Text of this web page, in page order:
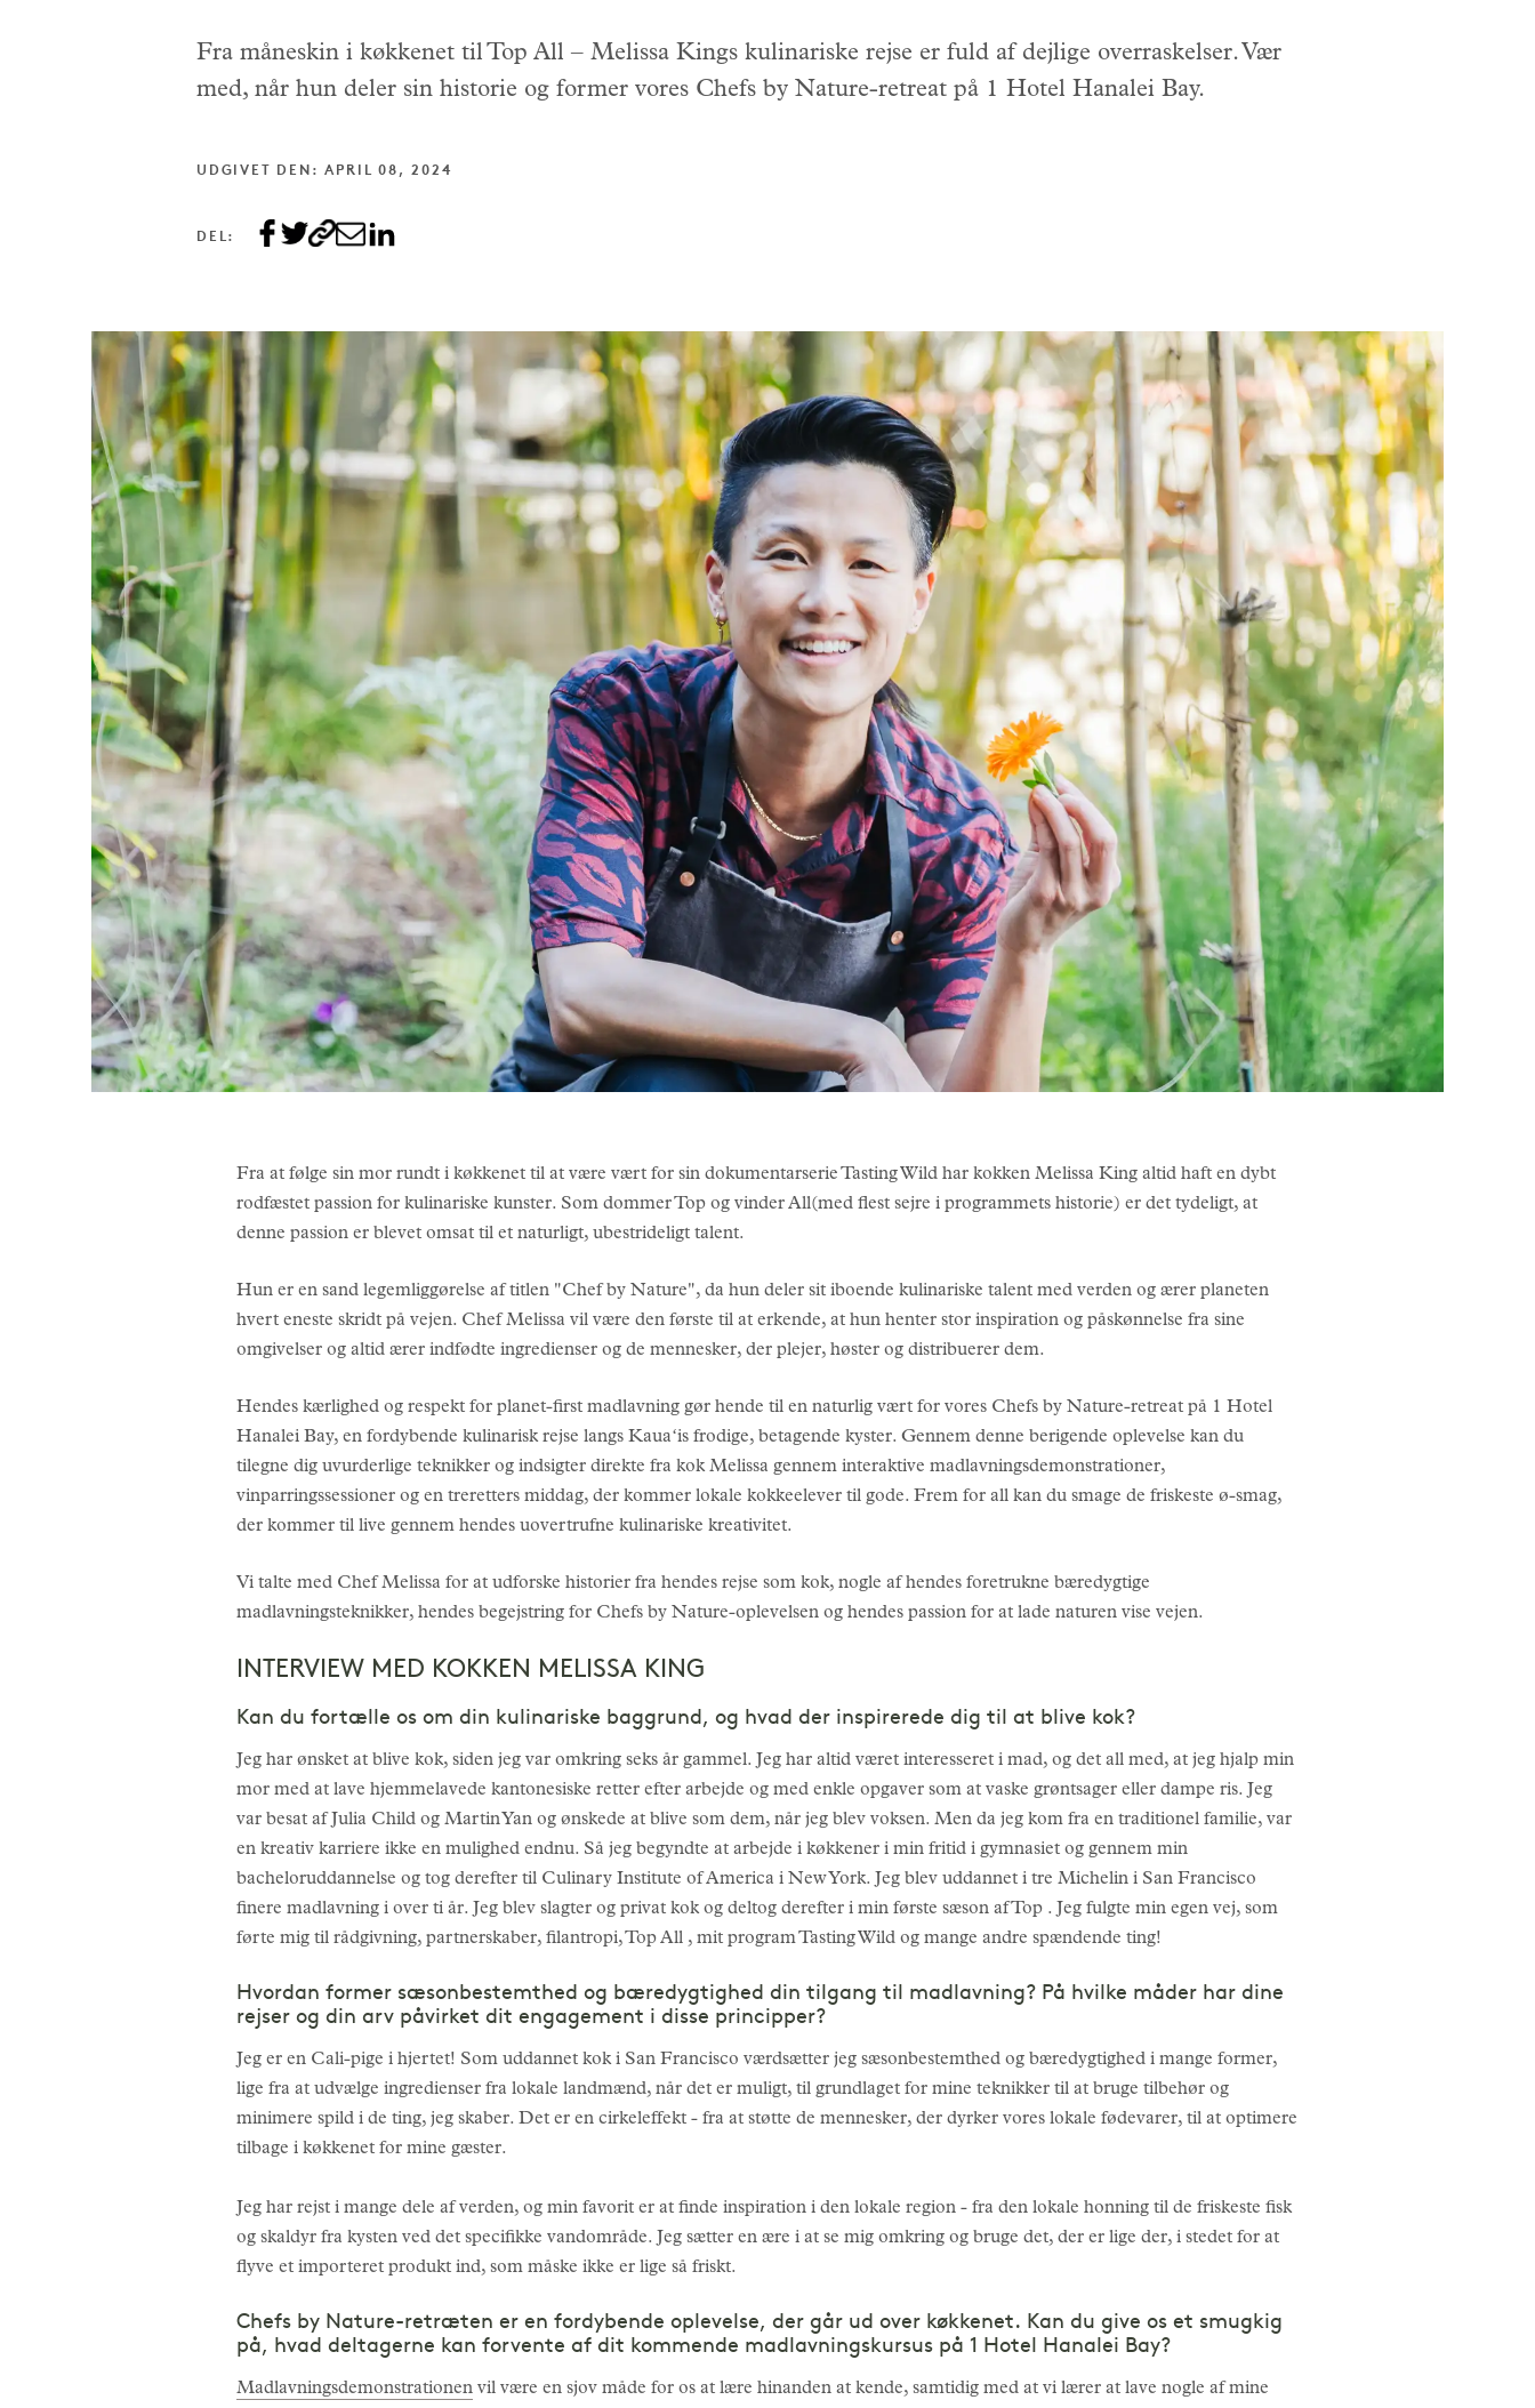
Fra måneskin i køkkenet til Top All – Melissa Kings kulinariske rejse er fuld af dejlige overraskelser. Vær
med, når hun deler sin historie og former vores Chefs by Nature-retreat på 1 Hotel Hanalei Bay.
UDGIVET DEN: APRIL 08, 2024
DEL:
Fra at følge sin mor rundt i køkkenet til at være vært for sin dokumentarserie Tasting Wild har kokken Melissa King altid haft en dybt
rodfæstet passion for kulinariske kunster. Som dommer Top og vinder All(med flest sejre i programmets historie) er det tydeligt, at
denne passion er blevet omsat til et naturligt, ubestrideligt talent.
Hun er en sand legemliggørelse af titlen "Chef by Nature", da hun deler sit iboende kulinariske talent med verden og ærer planeten
hvert eneste skridt på vejen. Chef Melissa vil være den første til at erkende, at hun henter stor inspiration og påskønnelse fra sine
omgivelser og altid ærer indfødte ingredienser og de mennesker, der plejer, høster og distribuerer dem.
Hendes kærlighed og respekt for planet-first madlavning gør hende til en naturlig vært for vores Chefs by Nature-retreat på 1 Hotel
Hanalei Bay, en fordybende kulinarisk rejse langs Kauaʻis frodige, betagende kyster. Gennem denne berigende oplevelse kan du
tilegne dig uvurderlige teknikker og indsigter direkte fra kok Melissa gennem interaktive madlavningsdemonstrationer,
vinparringssessioner og en treretters middag, der kommer lokale kokkeelever til gode. Frem for all kan du smage de friskeste ø-smag,
der kommer til live gennem hendes uovertrufne kulinariske kreativitet.
Vi talte med Chef Melissa for at udforske historier fra hendes rejse som kok, nogle af hendes foretrukne bæredygtige
madlavningsteknikker, hendes begejstring for Chefs by Nature-oplevelsen og hendes passion for at lade naturen vise vejen.
INTERVIEW MED KOKKEN MELISSA KING
Kan du fortælle os om din kulinariske baggrund, og hvad der inspirerede dig til at blive kok?
Jeg har ønsket at blive kok, siden jeg var omkring seks år gammel. Jeg har altid været interesseret i mad, og det all med, at jeg hjalp min
mor med at lave hjemmelavede kantonesiske retter efter arbejde og med enkle opgaver som at vaske grøntsager eller dampe ris. Jeg
var besat af Julia Child og Martin Yan og ønskede at blive som dem, når jeg blev voksen. Men da jeg kom fra en traditionel familie, var
en kreativ karriere ikke en mulighed endnu. Så jeg begyndte at arbejde i køkkener i min fritid i gymnasiet og gennem min
bacheloruddannelse og tog derefter til Culinary Institute of America i New York. Jeg blev uddannet i tre Michelin i San Francisco
finere madlavning i over ti år. Jeg blev slagter og privat kok og deltog derefter i min første sæson af Top . Jeg fulgte min egen vej, som
førte mig til rådgivning, partnerskaber, filantropi, Top All , mit program Tasting Wild og mange andre spændende ting!
Hvordan former sæsonbestemthed og bæredygtighed din tilgang til madlavning? På hvilke måder har dine
rejser og din arv påvirket dit engagement i disse principper?
Jeg er en Cali-pige i hjertet! Som uddannet kok i San Francisco værdsætter jeg sæsonbestemthed og bæredygtighed i mange former,
lige fra at udvælge ingredienser fra lokale landmænd, når det er muligt, til grundlaget for mine teknikker til at bruge tilbehør og
minimere spild i de ting, jeg skaber. Det er en cirkeleffekt - fra at støtte de mennesker, der dyrker vores lokale fødevarer, til at optimere
tilbage i køkkenet for mine gæster.
Jeg har rejst i mange dele af verden, og min favorit er at finde inspiration i den lokale region - fra den lokale honning til de friskeste fisk
og skaldyr fra kysten ved det specifikke vandområde. Jeg sætter en ære i at se mig omkring og bruge det, der er lige der, i stedet for at
flyve et importeret produkt ind, som måske ikke er lige så friskt.
Chefs by Nature-retræten er en fordybende oplevelse, der går ud over køkkenet. Kan du give os et smugkig
på, hvad deltagerne kan forvente af dit kommende madlavningskursus på 1 Hotel Hanalei Bay?
Madlavningsdemonstrationen vil være en sjov måde for os at lære hinanden at kende, samtidig med at vi lærer at lave nogle af mine